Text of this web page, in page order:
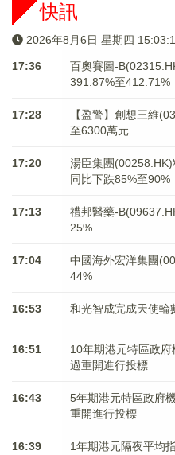
快訊
2026年8月6日 星期四
17:36
百奧賽圖-
391.87%至412.71%
17:28
【盈警】創想三維
至6300萬元
17:20
湯臣集團(00258.HK)
同比下跌85%至90%
17:13
禮邦醫藥-
25%
17:04
中國海外宏洋集團
44%
16:53 和光智成完成天使輪
16:51
10年期港元特區政
過重開進行投標
16:43
5年期港元特區政府
重開進行投標
16:39
1年期港元隔夜平均